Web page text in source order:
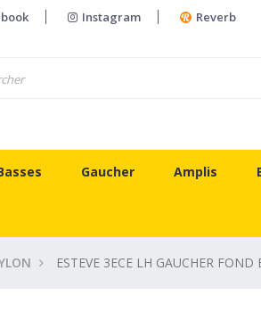
Instagram Reverb
Gaucher Amplis
ESTEVE 3ECE LH GAUCHER FOND